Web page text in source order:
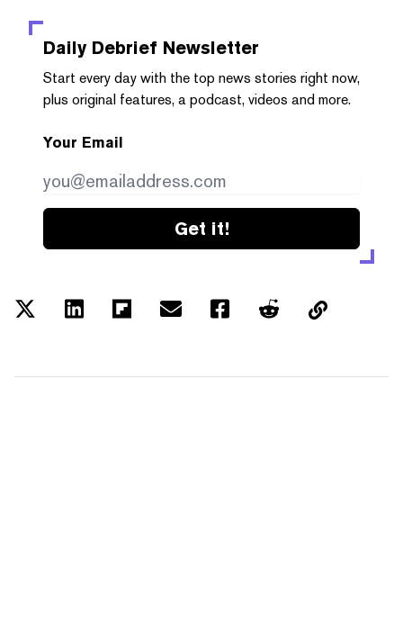
Daily Debrief Newsletter
Start every day with the top news stories right now,
plus original features, a podcast, videos and more.
Your Email
Get it!